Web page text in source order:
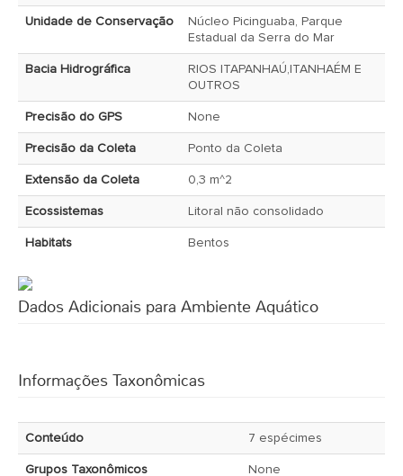
Unidade de Conservação
Núcleo Picinguaba, Parque
Estadual da Serra do Mar
Bacia Hidrográfica
RIOS ITAPANHAÚ,ITANHAÉM E
OUTROS
Precisão do GPS None
Precisão da Coleta Ponto da Coleta
Extensão da Coleta 0,3 m^2
Ecossistemas Litoral não consolidado
Habitats Bentos
Dados Adicionais para Ambiente Aquático
Informações Taxonômicas
Conteúdo 7 espécimes
Grupos Taxonômicos None